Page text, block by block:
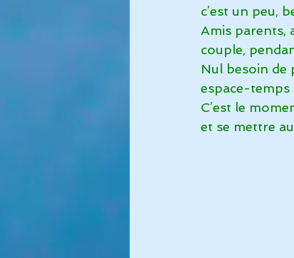
Commencer Votre
c’est un peu,
Amis parents,
couple,
Nul besoin de
espace-temps
C’est le
et se mettre